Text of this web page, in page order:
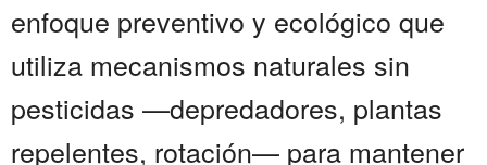
enfoque preventivo y ecológico que
utiliza mecanismos naturales sin
pesticidas —depredadores, plantas
repelentes, rotación— para mantener